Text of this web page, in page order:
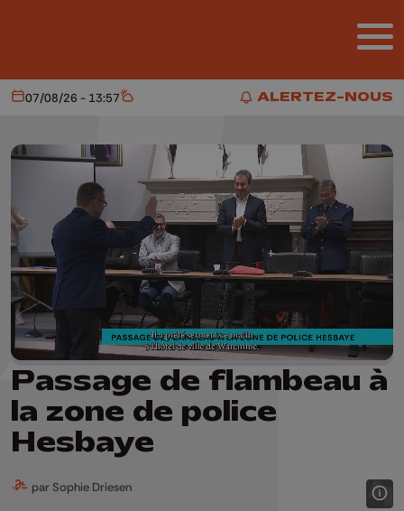
ALERTEZ-NOUS
ALERTEZ-NOUS
Aujourd'hui
07/08/26 - 13:57 Météo
Passage de flambeau à
la zone de police
Hesbaye
par Sophie Driesen